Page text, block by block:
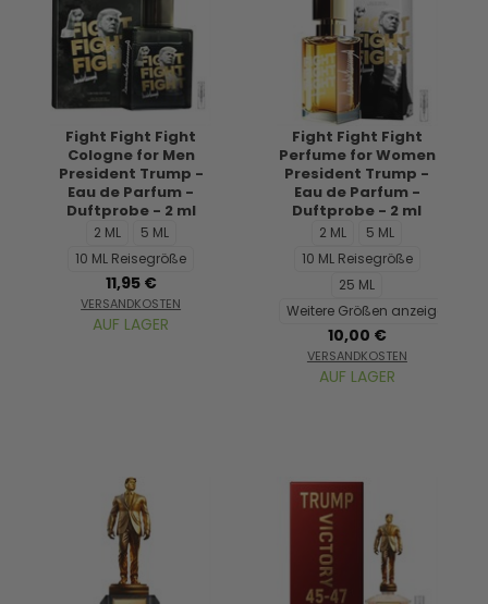
Fight Fight Fight
Cologne for Men
President Trump -
Eau de Parfum -
Duftprobe - 2 ml
2 ML
5 ML
10 ML Reisegröße
11,95 €
VERSANDKOSTEN
AUF LAGER
Fight Fight Fight
Perfume for Women
President Trump -
Eau de Parfum -
Duftprobe - 2 ml
2 ML
5 ML
10 ML Reisegröße
25 ML
Weitere Größen anzeigen...
10,00 €
VERSANDKOSTEN
AUF LAGER